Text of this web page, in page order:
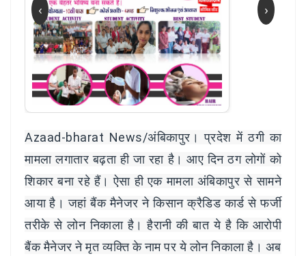
‹ ›
Azaad-bharat News/अंबिकापुर। प्रदेश में ठगी का
मामला लगातार बढ़ता ही जा रहा है। आए दिन ठग लोगों को
शिकार बना रहे हैं। ऐसा ही एक मामला अं​बिकापुर से सामने
आया है। जहां बैंक मैनेजर ने किसान क्रैडिड कार्ड से फर्जी
तरीके से लोन निकाला है। हैरानी की बात ये है कि आरोपी
बैंक मैनेजर ने मृत व्यक्ति के नाम पर ये लोन निकाला है। अब